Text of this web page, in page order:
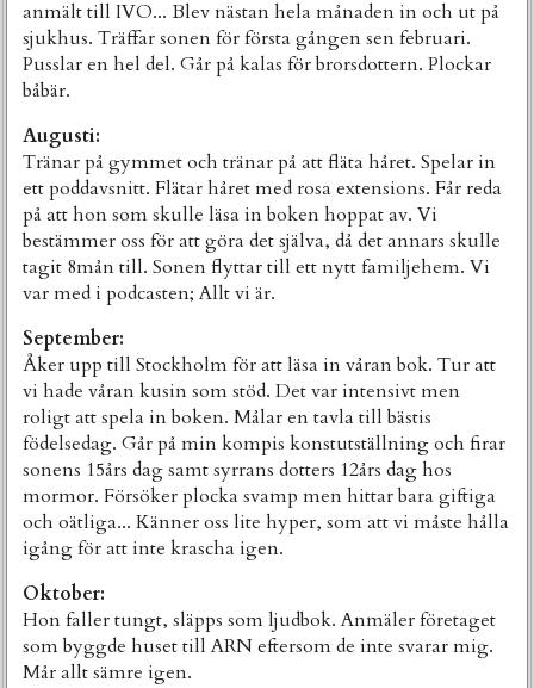
anmält till IVO... Blev nästan hela månaden in och ut på
sjukhus. Träffar sonen för första gången sen februari.
Pusslar en hel del. Går på kalas för brorsdottern. Plockar
båbär.
Augusti:
Tränar på gymmet och tränar på att fläta håret. Spelar in
ett poddavsnitt. Flätar håret med rosa extensions. Får reda
på att hon som skulle läsa in boken hoppat av. Vi
bestämmer oss för att göra det själva, då det annars skulle
tagit 8mån till. Sonen flyttar till ett nytt familjehem. Vi
var med i podcasten; Allt vi är.
September:
Åker upp till Stockholm för att läsa in våran bok. Tur att
vi hade våran kusin som stöd. Det var intensivt men
roligt att spela in boken. Målar en tavla till bästis
födelsedag. Går på min kompis konstutställning och firar
sonens 15års dag samt syrrans dotters 12års dag hos
mormor. Försöker plocka svamp men hittar bara giftiga
och oätliga... Känner oss lite hyper, som att vi måste hålla
igång för att inte krascha igen.
Oktober:
Hon faller tungt, släpps som ljudbok. Anmäler företaget
som byggde huset till ARN eftersom de inte svarar mig.
Mår allt sämre igen.